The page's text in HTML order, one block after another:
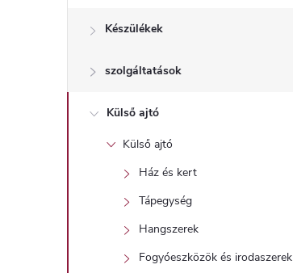
Készülékek
szolgáltatások
Külső ajtó
Külső ajtó
Ház és kert
Tápegység
Hangszerek
Fogyóeszközök és irodaszerek